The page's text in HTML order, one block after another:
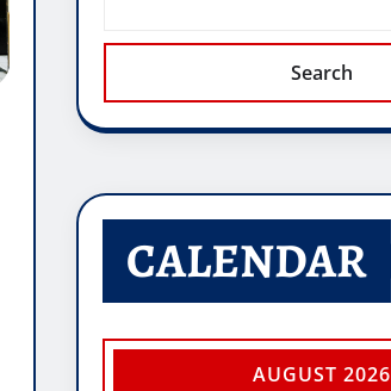
Search
CALENDAR
AUGUST 2026